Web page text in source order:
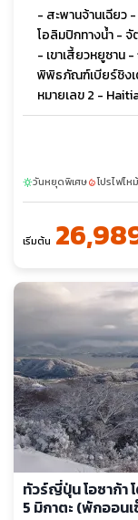
- สะพานจ้านเฉียว
โอลิมปิกทางน้ำ - จั
- เขาเสี้ยวหยูซาน
พิพิธภัณฑ์เบียร์ชิงเ
หมายเลข 2 -
sunnyวันหยุดพิเศษlocal_fire_departmentโปรไฟไหม้
เริ่มต้น
ทัวร์ญี่ปุ่น โอซาก้า
5 มิกาตะ (พักออน